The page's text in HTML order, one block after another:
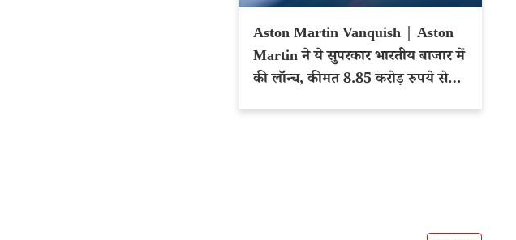
Aston Martin Vanquish | Aston
Martin ने ये सुपरकार भारतीय बाजार में
की लॉन्च, कीमत 8.85 करोड़ रुपये से